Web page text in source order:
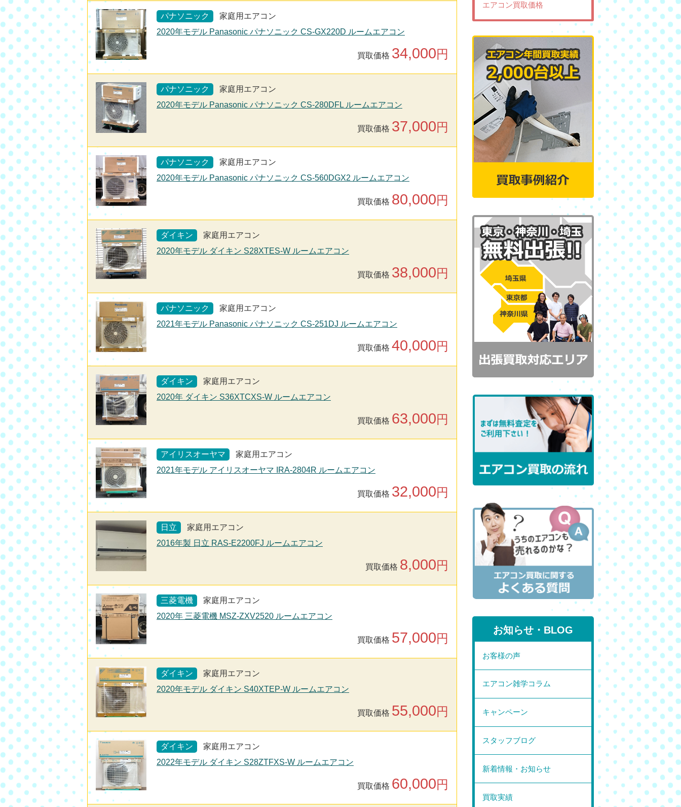
パナソニック
家庭用エアコン
2020年モデル Panasonic パナソニック CS-GX220D ルームエアコン
買取価格 34,000円
パナソニック
家庭用エアコン
2020年モデル Panasonic パナソニック CS-280DFL ルームエアコン
買取価格 37,000円
パナソニック
家庭用エアコン
2020年モデル Panasonic パナソニック CS-560DGX2 ルームエアコン
買取価格 80,000円
ダイキン
家庭用エアコン
2020年モデル ダイキン S28XTES-W ルームエアコン
買取価格 38,000円
パナソニック
家庭用エアコン
2021年モデル Panasonic パナソニック CS-251DJ ルームエアコン
買取価格 40,000円
ダイキン
家庭用エアコン
2020年 ダイキン S36XTCXS-W ルームエアコン
買取価格 63,000円
アイリスオーヤマ
家庭用エアコン
2021年モデル アイリスオーヤマ IRA-2804R ルームエアコン
買取価格 32,000円
日立
家庭用エアコン
2016年製 日立 RAS-E2200FJ ルームエアコン
買取価格 8,000円
三菱電機
家庭用エアコン
2020年 三菱電機 MSZ-ZXV2520 ルームエアコン
買取価格 57,000円
ダイキン
家庭用エアコン
2020年モデル ダイキン S40XTEP-W ルームエアコン
買取価格 55,000円
ダイキン
家庭用エアコン
2022年モデル ダイキン S28ZTFXS-W ルームエアコン
買取価格 60,000円
エアコン買取価格
お知らせ・BLOG
お客様の声
エアコン雑学コラム
キャンペーン
スタッフブログ
新着情報・お知らせ
買取実績